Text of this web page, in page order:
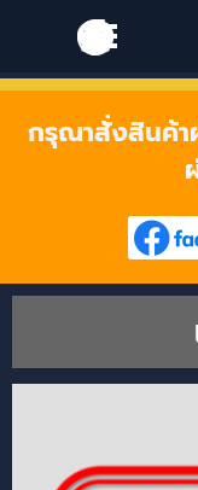
Skip menu
Skip menu
กรุณาสั่งสินค้า